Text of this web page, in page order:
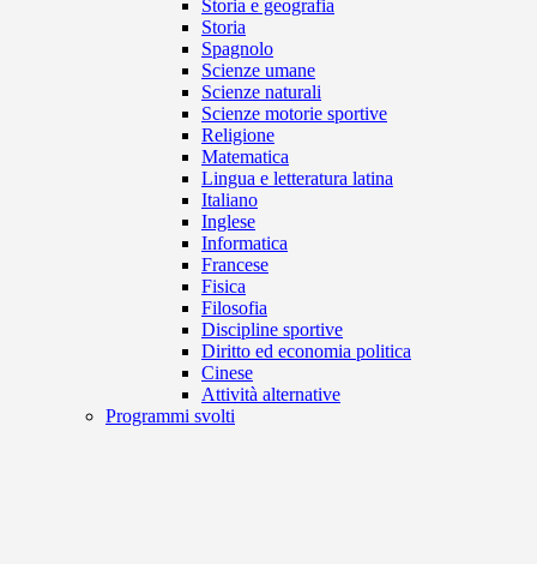
Storia e geografia
Storia
Spagnolo
Scienze umane
Scienze naturali
Scienze motorie sportive
Religione
Matematica
Lingua e letteratura latina
Italiano
Inglese
Informatica
Francese
Fisica
Filosofia
Discipline sportive
Diritto ed economia politica
Cinese
Attività alternative
Programmi svolti